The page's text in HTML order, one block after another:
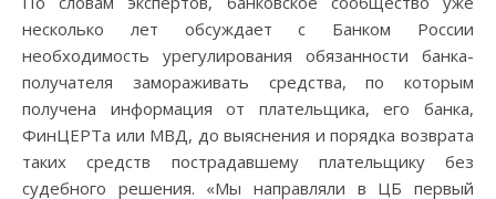
несколько лет обсуждает с Банком России
необходимость урегулирования обязанности банка-
получателя замораживать средства, по которым
получена информация от плательщика, его банка,
ФинЦЕРТа или МВД, до выяснения и порядка возврата
таких средств пострадавшему плательщику без
судебного решения. «Мы направляли в ЦБ первый